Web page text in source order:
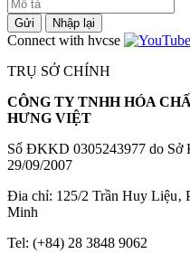
Gửi Nhập lại
Connect with hvcse
TRỤ SỞ CHÍNH
CÔNG TY TNHH HÓA
HƯNG VIỆT
Số ĐKKD 0305243977 do
29/09/2007
Đia chỉ: 125/2 Trần Huy Liệu‚
Minh
Tel: (+84) 28 3848 9062